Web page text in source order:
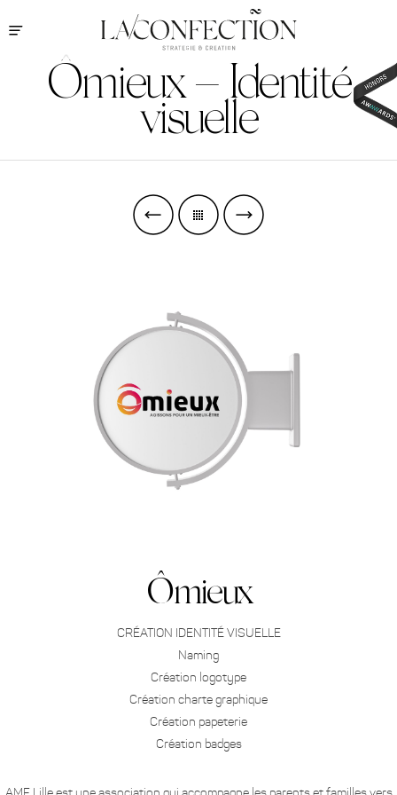
Ômieux – Identité
visuelle
Ômieux
CRÉATION IDENTITÉ VISUELLE
Naming
Création logotype
Création charte graphique
Création papeterie
Création badges